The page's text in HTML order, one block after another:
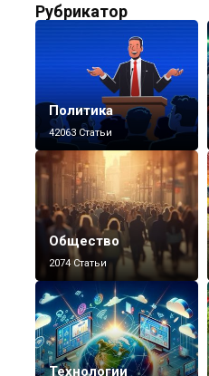
Рубрикатор
Политика
42063 Статьи
Общество
2074 Статьи
Технологии